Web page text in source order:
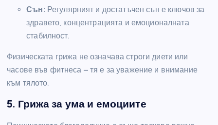
Сън: Регулярният и достатъчен сън е ключов за
здравето, концентрацията и емоционалната
стабилност.
Физическата грижа не означава строги диети или
часове във фитнеса – тя е за уважение и внимание
към тялото.
5. Грижа за ума и емоциите